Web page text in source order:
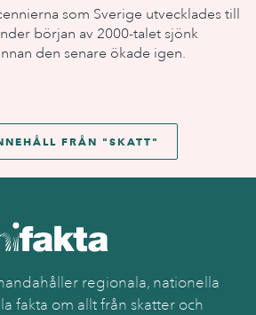
som Sverige utvecklades till
början av 2000-talet sjönk
den senare ökade igen.
FRÅN " SKATT "
regionala, nationella
fakta om allt från skatter och